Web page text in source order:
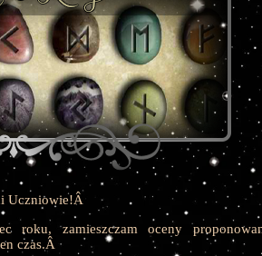
Uczniowie!Â
roku, zamieszczam oceny
czas.Â